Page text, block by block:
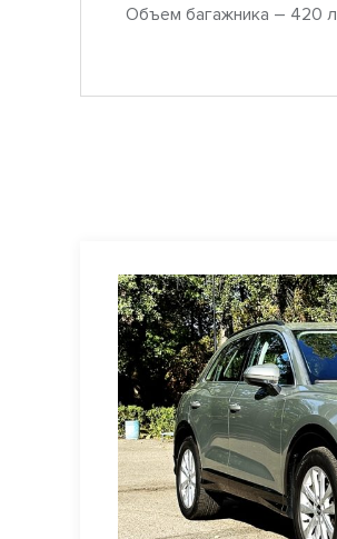
Объем багажника – 420 л